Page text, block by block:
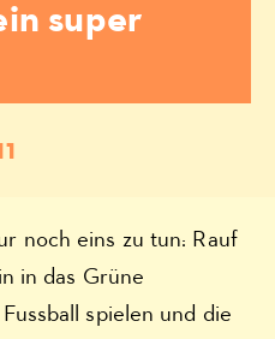
super
noch eins zu tun: Rauf
in das Grüne
spielen und die